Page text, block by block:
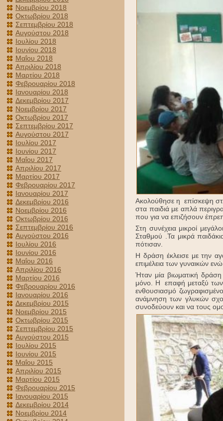
Νοεμβρίου 2018
Οκτωβρίου 2018
Σεπτεμβρίου 2018
Αυγούστου 2018
Ιουλίου 2018
Ιουνίου 2018
Μαΐου 2018
Απριλίου 2018
Μαρτίου 2018
Φεβρουαρίου 2018
Ιανουαρίου 2018
Δεκεμβρίου 2017
Νοεμβρίου 2017
Οκτωβρίου 2017
Σεπτεμβρίου 2017
Αυγούστου 2017
Ιουλίου 2017
Ιουνίου 2017
Μαΐου 2017
Απριλίου 2017
Μαρτίου 2017
Φεβρουαρίου 2017
Ιανουαρίου 2017
Δεκεμβρίου 2016
Νοεμβρίου 2016
Οκτωβρίου 2016
Σεπτεμβρίου 2016
Αυγούστου 2016
Ιουλίου 2016
Ιουνίου 2016
Μαΐου 2016
Απριλίου 2016
Μαρτίου 2016
Φεβρουαρίου 2016
Ιανουαρίου 2016
Δεκεμβρίου 2015
Νοεμβρίου 2015
Οκτωβρίου 2015
Σεπτεμβρίου 2015
Αυγούστου 2015
Ιουλίου 2015
Ιουνίου 2015
Μαΐου 2015
Απριλίου 2015
Μαρτίου 2015
Φεβρουαρίου 2015
Ιανουαρίου 2015
Δεκεμβρίου 2014
Νοεμβρίου 2014
Ακολούθησε η επίσκεψη
στα παιδιά με απλά
που για να επιζήσουν
Στη συνέχεια μικροί
Σταθμού .Τα μικρά
πότισαν.
Η δράση έκλεισε με την
επιμέλεια των γυναικών
Ήταν μία βιωματική
μόνο. Η επαφή μεταξύ των
ενθουσιασμό
ανάμνηση των γλυκών
συνοδεύουν και να τους